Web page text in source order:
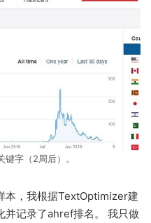
字（2周后）。
本，我根据TextOptimizer建
并记录了ahref排名。 我只做